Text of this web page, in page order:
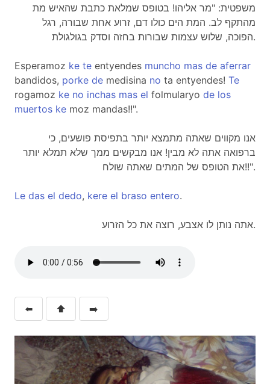
משפטית: "מר אליהו! בטופס שמלאת כתבת שהאיש מת
מהתקף לב. המת הים כולו דם, זרוע אחת שבורה, רגל
הפוכה, שלוש עצמות שבורות בחזה וסדק בגולגולת.
Esperamoz ke te entyendes muncho mas de aferrar
bandidos, porke de medisina no ta entyendes! Te
rogamoz ke no inchas mas el folmularyo de los
muertos ke moz mandas!!".
אנו מקווים שאתה מתמצא יותר בתפיסת פושעים, כי
ברפואה אתה לא מבין! אנו מבקשים ממך שלא תמלא יותר
את הטופס של המתים שאתה שולח!!".
Le das el dedo, kere el braso entero.
אתה נותן לו אצבע, רוצה את כל הזרוע.
⬅️ ⬆️ ➡️